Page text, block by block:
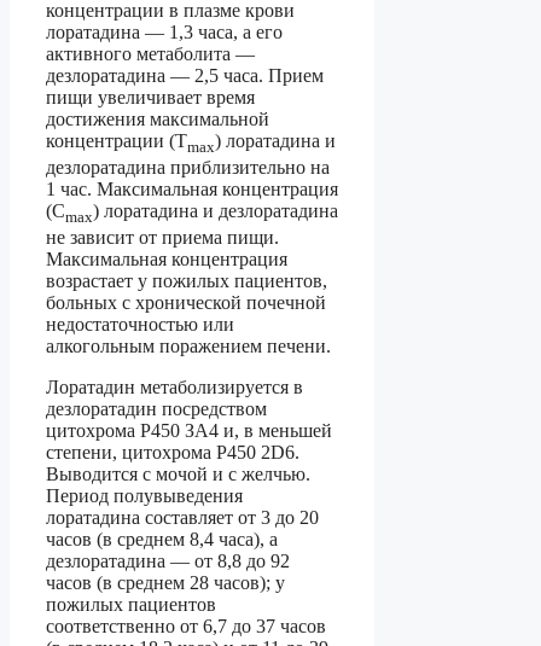
концентрации в плазме крови
лоратадина — 1,3 часа, а его
активного метаболита —
дезлоратадина — 2,5 часа. Прием
пищи увеличивает время
достижения максимальной
концентрации (Тmax) лоратадина и
дезлоратадина приблизительно на
1 час. Максимальная концентрация
(Сmax) лоратадина и дезлоратадина
не зависит от приема пищи.
Максимальная концентрация
возрастает у пожилых пациентов,
больных с хронической почечной
недостаточностью или
алкогольным поражением печени.
Лоратадин метаболизируется в
дезлоратадин посредством
цитохрома Р450 ЗА4 и, в меньшей
степени, цитохрома Р450 2D6.
Выводится с мочой и с желчью.
Период полувыведения
лоратадина составляет от 3 до 20
часов (в среднем 8,4 часа), а
дезлоратадина — от 8,8 до 92
часов (в среднем 28 часов); у
пожилых пациентов
соответственно от 6,7 до 37 часов